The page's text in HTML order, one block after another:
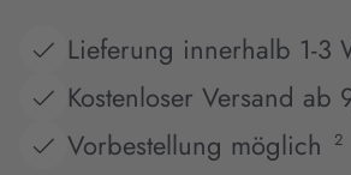
Lieferung innerhalb 1-3
Kostenloser Versand ab
Vorbestellung möglich 2